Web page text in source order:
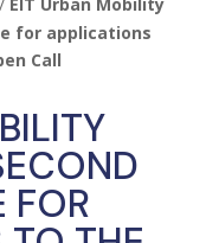
for applications
Call
FOR